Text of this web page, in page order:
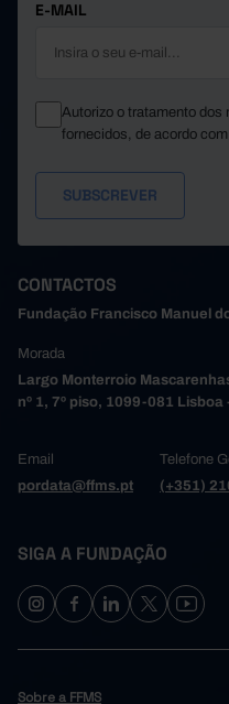
E-MAIL
Autorizo o tratamento dos
fornecidos, de acordo
CONTACTOS
Fundação Francisco Manuel
Morada
Largo Monterroio
nº 1, 7º piso, 1099-081 Lisboa
Email
pordata@ffms.pt
Telefone
(+351)
SIGA A FUNDAÇÃO
Sobre a FFMS